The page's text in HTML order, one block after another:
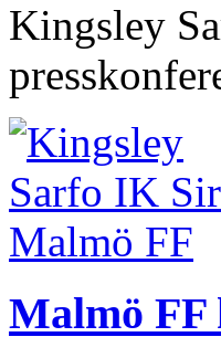
Kingsley
Malmö FF